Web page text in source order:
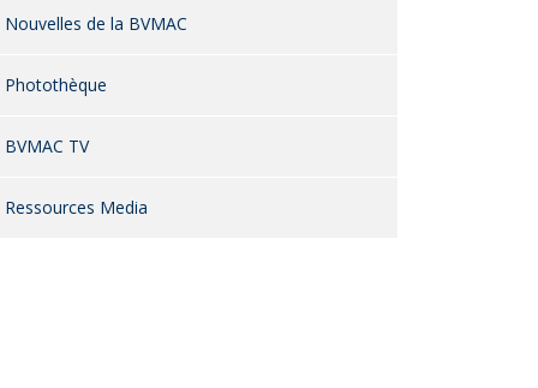
Nouvelles de la BVMAC
Photothèque
BVMAC TV
Ressources Media